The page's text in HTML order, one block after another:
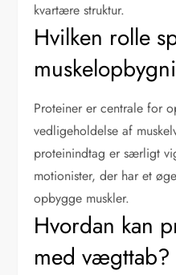
kvartære struktur.
Hvilken rolle
Proteiner er centrale for
vedligeholdelse af
proteinindtag er særligt
motionister, der har et
opbygge muskler.
Hvordan kan
med vægttab?